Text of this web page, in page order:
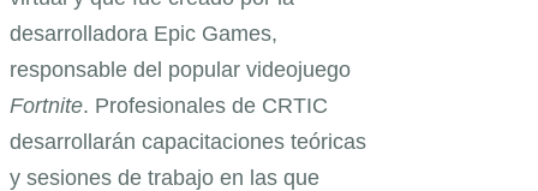
desarrolladora Epic Games,
responsable del popular videojuego
Fortnite. Profesionales de CRTIC
desarrollarán capacitaciones teóricas
y sesiones de trabajo en las que